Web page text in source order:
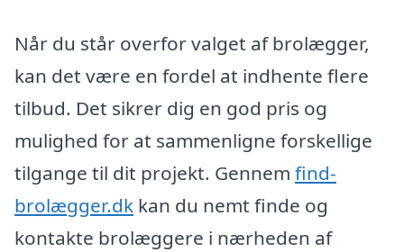
Når du står overfor valget af brolægger,
kan det være en fordel at indhente flere
tilbud. Det sikrer dig en god pris og
mulighed for at sammenligne forskellige
tilgange til dit projekt. Gennem find-
brolægger.dk kan du nemt finde og
kontakte brolæggere i nærheden af